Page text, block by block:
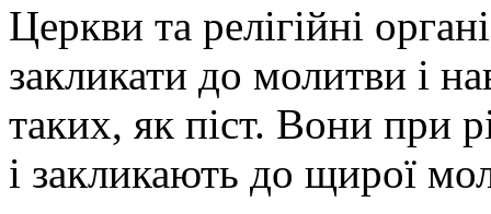
Церкви та релігійні
закликати до молитви і
таких, як піст. Вони при
і закликають до щирої